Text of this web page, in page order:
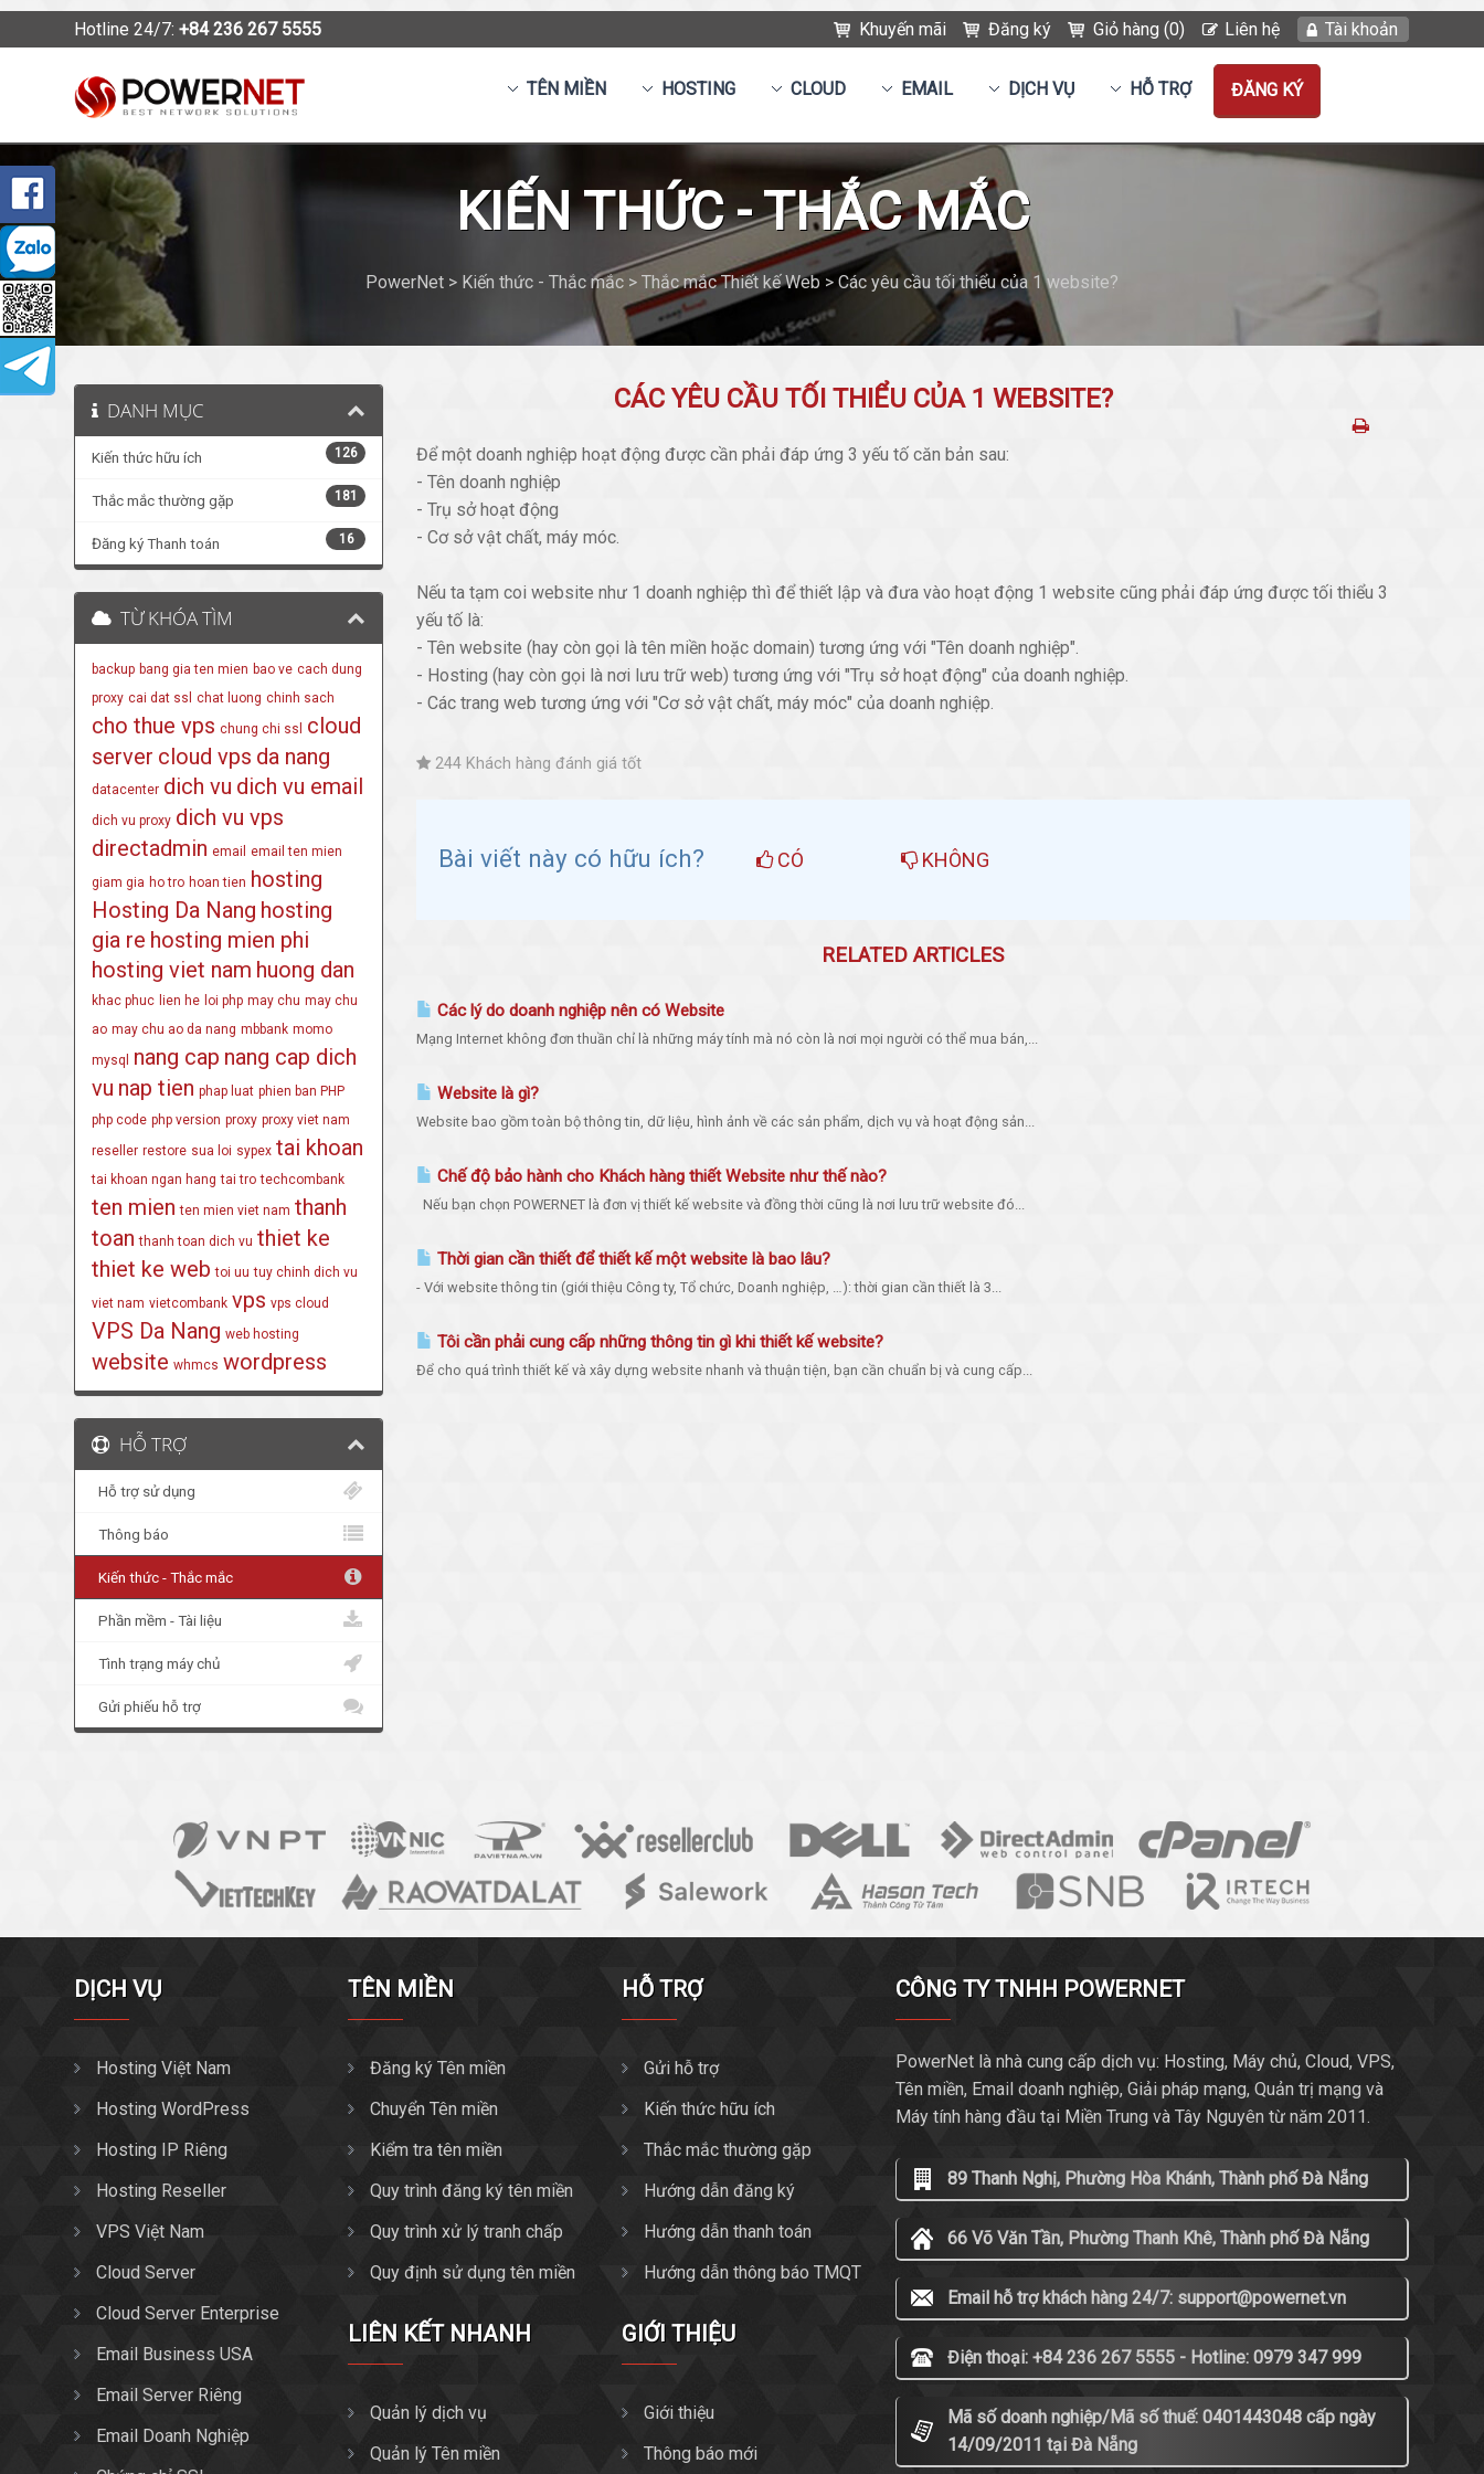
Hotline 24/7:+84 236 267 5555 Khuyến mãi Đăng ký Giỏ hàng (0) Liên hệ Tài khoản
TÊN MIỀN HOSTING CLOUD EMAIL DỊCH VỤ HỖ TRỢ ĐĂNG KÝ
KIẾN THỨC - THẮC MẮC
PowerNet > Kiến thức - Thắc mắc > Thắc mắc Thiết kế Web > Các yêu cầu tối thiểu của 1 website?
DANH MỤC
126
Kiến thức hữu ích
181
Thắc mắc thường gặp
16
Đăng ký Thanh toán
CÁC YÊU CẦU TỐI THIỂU CỦA 1 WEBSITE?
Để một doanh nghiệp hoạt động được cần phải đáp ứng 3 yếu tố căn bản sau:
- Tên doanh nghiệp
- Trụ sở hoạt động
- Cơ sở vật chất, máy móc.
Nếu ta tạm coi website như 1 doanh nghiệp thì để thiết lập và đưa vào hoạt động 1 website cũng phải đáp ứng được tối thiểu 3
yếu tố là:
- Tên website (hay còn gọi là tên miền hoặc domain) tương ứng với "Tên doanh nghiệp".
- Hosting (hay còn gọi là nơi lưu trữ web) tương ứng với "Trụ sở hoạt động" của doanh nghiệp.
- Các trang web tương ứng với "Cơ sở vật chất, máy móc" của doanh nghiệp.
244 Khách hàng đánh giá tốt
Bài viết này có hữu ích? CÓ KHÔNG
RELATED ARTICLES
Các lý do doanh nghiệp nên có Website
Mạng Internet không đơn thuần chỉ là những máy tính mà nó còn là nơi mọi người có thể mua bán,...
Website là gì?
Website bao gồm toàn bộ thông tin, dữ liệu, hình ảnh về các sản phẩm, dịch vụ và hoạt động sản...
Chế độ bảo hành cho Khách hàng thiết Website như thế nào?
Nếu bạn chọn POWERNET là đơn vị thiết kế website và đồng thời cũng là nơi lưu trữ website đó...
Thời gian cần thiết để thiết kế một website là bao lâu?
- Với website thông tin (giới thiệu Công ty, Tổ chức, Doanh nghiệp, …): thời gian cần thiết là 3...
Tôi cần phải cung cấp những thông tin gì khi thiết kế website?
Để cho quá trình thiết kế và xây dựng website nhanh và thuận tiện, bạn cần chuẩn bị và cung cấp...
TỪ KHÓA TÌM
backup bang gia ten mien bao ve cach dung
proxy cai dat ssl chat luong chinh sach
cho thue vps chung chi ssl
cloud
server cloud vps da nang
datacenter dich vu dich vu email
dich vu proxy dich vu vps
directadmin email
email ten mien
giam gia ho tro hoan tien hosting
Hosting Da Nang hosting
gia re hosting mien phi
hosting viet nam huong dan
khac phuc lien he loi php may chu may chu
ao may chu ao da nang mbbank momo
mysql
nang cap nang cap dich
vu nap tien phap luat phien ban PHP
php code php version proxy proxy viet nam
reseller restore sua loi sypex tai khoan
tai khoan ngan hang tai tro techcombank
ten mien ten mien viet nam thanh
toan thanh toan dich vu thiet ke
thiet ke web toi uu tuy chinh dich vu
viet nam vietcombank vps vps cloud
VPS Da Nang web hosting
website whmcs wordpress
HỖ TRỢ
Hỗ trợ sử dụng
Thông báo
Kiến thức - Thắc mắc
Phần mềm - Tài liệu
Tình trạng máy chủ
Gửi phiếu hỗ trợ
DỊCH VỤ
Hosting Việt Nam
Hosting WordPress
Hosting IP Riêng
Hosting Reseller
VPS Việt Nam
Cloud Server
Cloud Server Enterprise
Email Business USA
Email Server Riêng
Email Doanh Nghiệp
TÊN MIỀN
Đăng ký Tên miền
Chuyển Tên miền
Kiểm tra tên miền
Quy trình đăng ký tên miền
Quy trình xử lý tranh chấp
Quy định sử dụng tên miền
LIÊN KẾT NHANH
Quản lý dịch vụ
Quản lý Tên miền
HỖ TRỢ
Gửi hỗ trợ
Kiến thức hữu ích
Thắc mắc thường gặp
Hướng dẫn đăng ký
Hướng dẫn thanh toán
Hướng dẫn thông báo TMQT
GIỚI THIỆU
Giới thiệu
Thông báo mới
CÔNG TY TNHH POWERNET
PowerNet là nhà cung cấp dịch vụ: Hosting, Máy chủ, Cloud, VPS,
Tên miền, Email doanh nghiệp, Giải pháp mạng, Quản trị mạng và
Máy tính hàng đầu tại Miền Trung và Tây Nguyên từ năm 2011.
89 Thanh Nghị, Phường Hòa Khánh, Thành phố Đà Nẵng
66 Võ Văn Tần, Phường Thanh Khê, Thành phố Đà Nẵng
Email hỗ trợ khách hàng 24/7: support@powernet.vn
Điện thoại: +84 236 267 5555 - Hotline: 0979 347 999
Mã số doanh nghiệp/Mã số thuế: 0401443048 cấp ngày
14/09/2011 tại Đà Nẵng